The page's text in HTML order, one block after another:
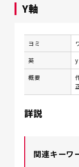
Y軸
ヨミ
英
概要
詳説
関連キーワ